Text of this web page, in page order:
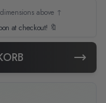
above ↑
at checkout! 🔖